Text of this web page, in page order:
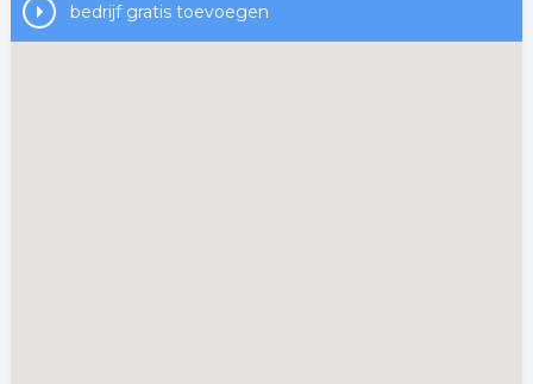
bedrijf gratis toevoegen